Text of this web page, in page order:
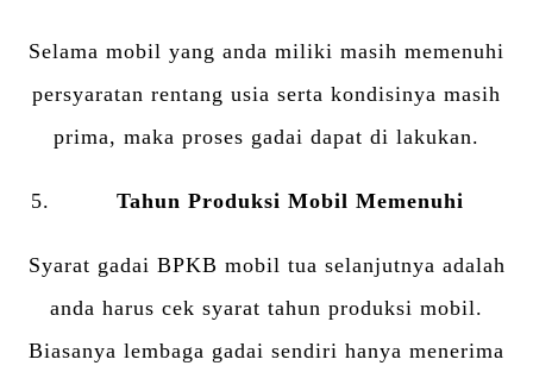
Selama mobil yang anda miliki masih memenuhi
persyaratan rentang usia serta kondisinya masih
prima, maka proses gadai dapat di lakukan.
Tahun Produksi Mobil Memenuhi
Syarat gadai BPKB mobil tua selanjutnya adalah
anda harus cek syarat tahun produksi mobil.
Biasanya lembaga gadai sendiri hanya menerima